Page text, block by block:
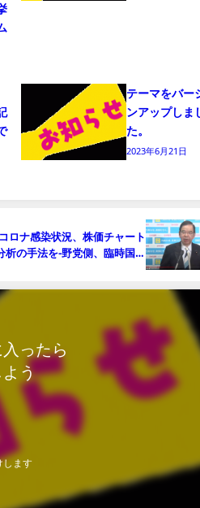
テーマをバー
ンアップしま
た。
2023年6月21日
コロナ感染状況、株価チャート
析の手法を−野党側、臨時国会
開催を要求（危機に直面する28
日の全国感染者数追記中）
ったら
う
します